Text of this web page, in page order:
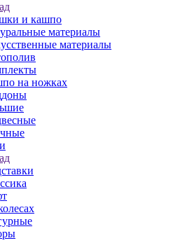
и кашпо
материалы
материалы
на ножках